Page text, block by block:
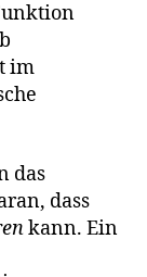
im
das
dass
kann. Ein